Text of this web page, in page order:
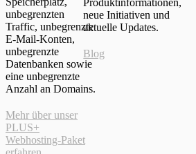
unbegrenzten
Traffic, unbegrenzte
E-Mail-Konten,
unbegrenzte
Datenbanken sowie
eine unbegrenzte
Anzahl an Domains.
Mehr über unser
PLUS+
Webhosting-Paket
Produktinformationen,
neue Initiativen und
aktuelle Updates.
Blog